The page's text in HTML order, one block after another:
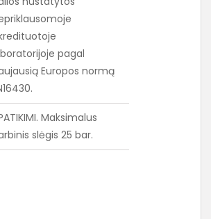
pagal
Europos normą
Maksimalus
slėgis 25 bar.